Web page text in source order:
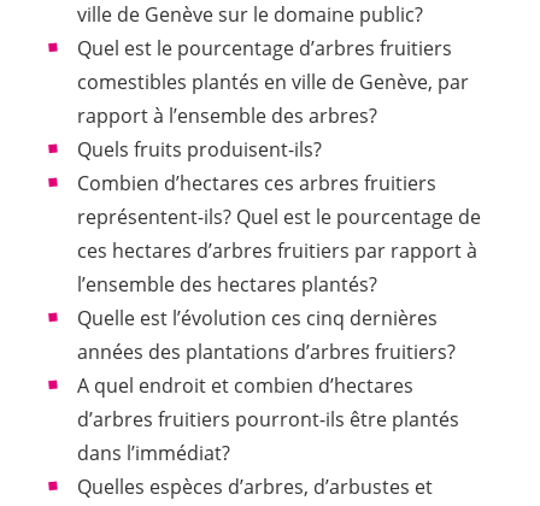
ville de Genève sur le domaine public?
Quel est le pourcentage d’arbres fruitiers
comestibles plantés en ville de Genève, par
rapport à l’ensemble des arbres?
Quels fruits produisent-ils?
Combien d’hectares ces arbres fruitiers
représentent-ils? Quel est le pourcentage de
ces hectares d’arbres fruitiers par rapport à
l’ensemble des hectares plantés?
Quelle est l’évolution ces cinq dernières
années des plantations d’arbres fruitiers?
A quel endroit et combien d’hectares
d’arbres fruitiers pourront-ils être plantés
dans l’immédiat?
Quelles espèces d’arbres, d’arbustes et